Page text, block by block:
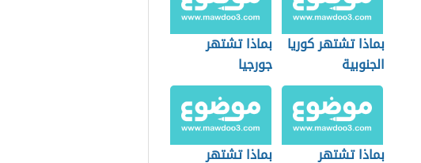
بماذا تشتهر كوريا
الجنوبية
بماذا تشتهر
جورجيا
بماذا تشتهر
بماذا تشتهر